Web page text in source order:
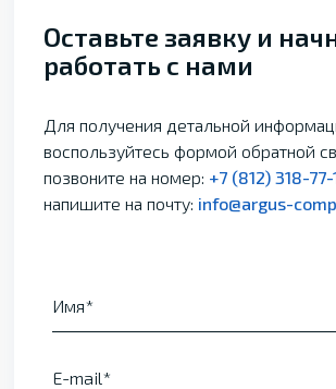
Оставьте заявку и
работать с нами
Для получения детальной
воспользуйтесь формой обратной
позвоните на номер: +7 (812) 318-77-
напишите на почту: info@argus-
Имя
E-mail